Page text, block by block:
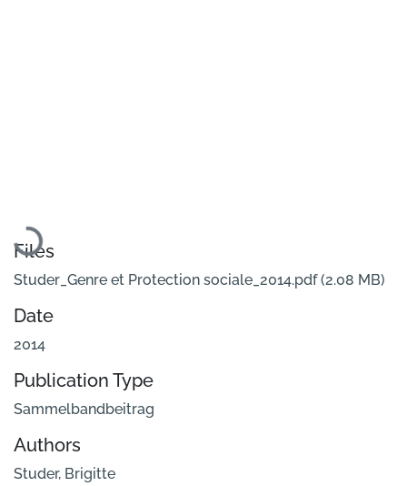
Loading...
Files
Studer_Genre et Protection sociale_2014.pdf(2.08 MB)
Date
2014
Publication Type
Sammelbandbeitrag
Authors
Studer, Brigitte